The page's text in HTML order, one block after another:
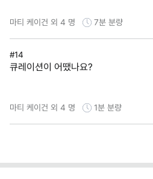
마티 케이건 외 4 명 7분 분량
#14
큐레이션이 어땠나요?
마티 케이건 외 4 명 1분 분량